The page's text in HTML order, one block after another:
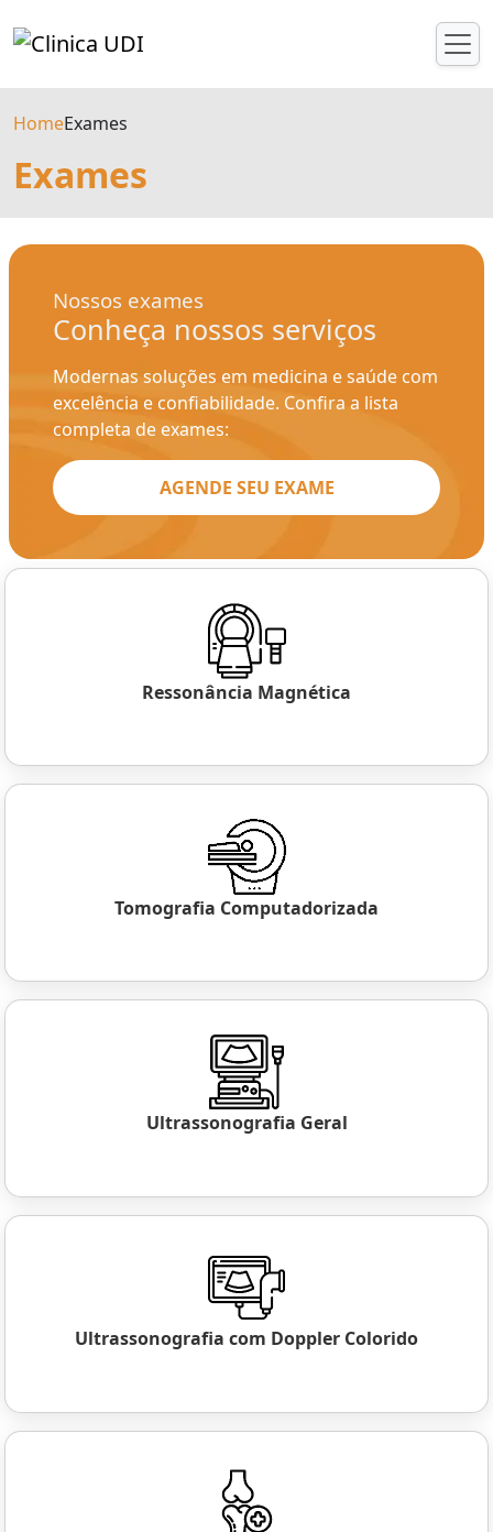
HomeExames
Exames
Nossos exames
Conheça nossos serviços
Modernas soluções em medicina e saúde com
excelência e confiabilidade. Confira a lista
completa de exames:
AGENDE SEU EXAME
Ressonância Magnética
Tomografia Computadorizada
Ultrassonografia Geral
Ultrassonografia com Doppler Colorido